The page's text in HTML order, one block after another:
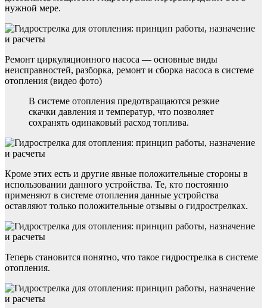
нужной мере.
Ремонт циркуляционного насоса — основные виды
неисправностей, разборка, ремонт и сборка насоса в системе
отопления (видео фото)
В системе отопления предотвращаются резкие
скачки давления и температур, что позволяет
сохранять одинаковый расход топлива.
Кроме этих есть и другие явные положительные стороны в
использовании данного устройства. Те, кто постоянно
применяют в системе отопления данные устройства
оставляют только положительные отзывы о гидрострелках.
Теперь становится понятно, что такое гидрострелка в системе
отопления.